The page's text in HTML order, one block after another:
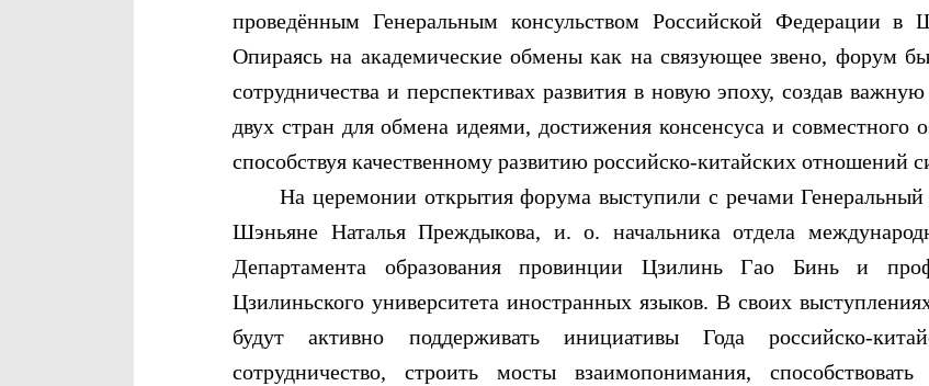
проведённым Генеральным консульством Российской Федерации
Опираясь на академические обмены как на связующее звено, форум
сотрудничества и перспективах развития в новую эпоху, создав
двух стран для обмена идеями, достижения консенсуса и
способствуя качественному развитию российско-китайских отношений
На церемонии открытия форума выступили с речами Генеральный
Шэньяне Наталья Преждыкова, и. о. начальника отдела
Департамента образования провинции Цзилинь Гао Бинь и
Цзилиньского университета иностранных языков. В своих
будут активно поддерживать инициативы Года российско-
сотрудничество, строить мосты взаимопонимания,